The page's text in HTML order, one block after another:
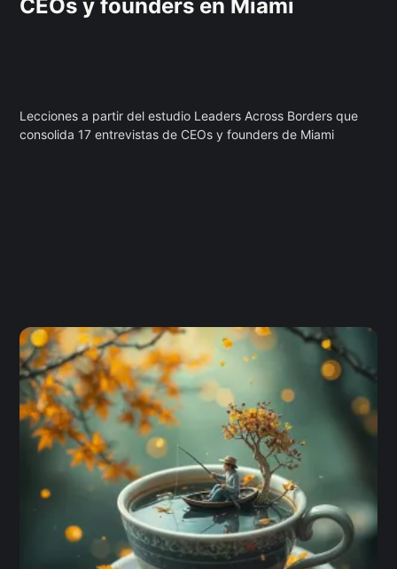
CEOs y founders en Miami
Lecciones a partir del estudio Leaders Across Borders que
consolida 17 entrevistas de CEOs y founders de Miami